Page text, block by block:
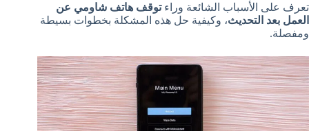
تعرف على الأسباب الشائعة وراءتوقف هاتف شاومي عن
العمل بعد التحديث، وكيفية حل هذه المشكلة بخطوات بسيطة
ومفصلة.